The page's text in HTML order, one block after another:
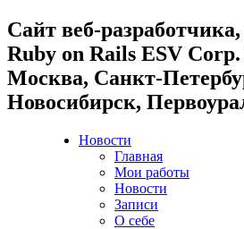
Cайт веб-
Ruby on Rails ESV Corp.
Москва, Санкт-
Новосибирск,
Новости
Главная
Мои работы
Новости
Записи
О себе